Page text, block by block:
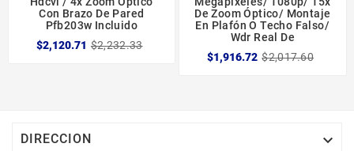
Con Brazo De Pared
Pfb203w Incluido
$2,120.71 $2,232.33
De Zoom Óptico/ Montaje
En Plafón O Techo Falso/
Wdr Real De
$1,916.72 $2,017.60
DIRECCION 